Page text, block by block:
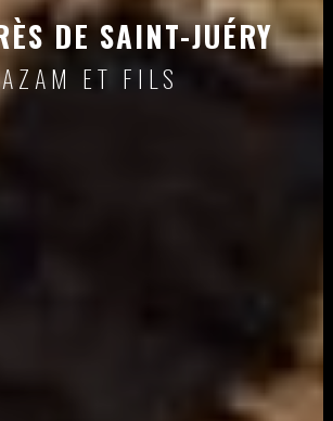
DE SAINT-JUÉRY
AZAM ET FILS